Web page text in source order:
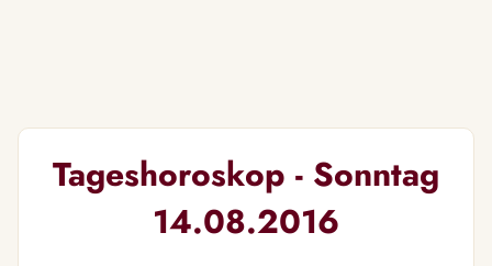
Tageshoroskop - Sonntag
14.08.2016